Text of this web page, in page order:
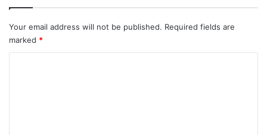
Your email address will not be published. Required fields are
marked *